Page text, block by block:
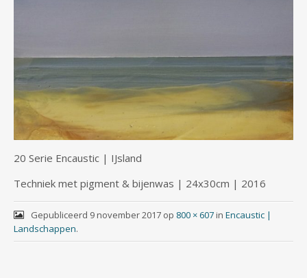
20 Serie Encaustic | IJsland
Techniek met pigment & bijenwas | 24x30cm | 2016
Gepubliceerd 9 november 2017op 800 × 607in Encaustic |
Landschappen.